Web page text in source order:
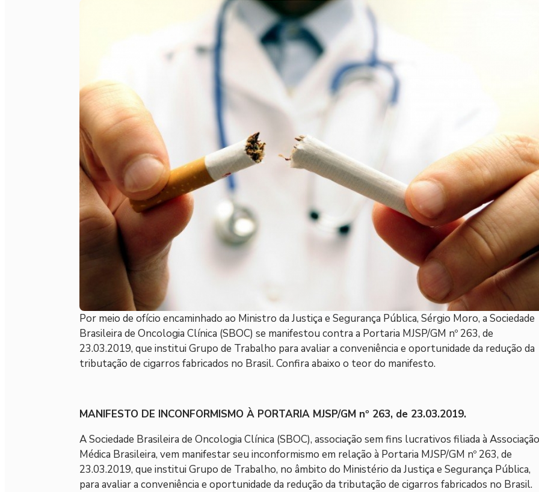
Por meio de ofício encaminhado ao Ministro da Justiça e Segurança Pública, Sérgio Moro, a Sociedade
Brasileira de Oncologia Clínica (SBOC) se manifestou contra a Portaria MJSP/GM nº 263, de
23.03.2019, que institui Grupo de Trabalho para avaliar a conveniência e oportunidade da redução da
tributação de cigarros fabricados no Brasil. Confira abaixo o teor do manifesto.
MANIFESTO DE INCONFORMISMO À PORTARIA MJSP/GM nº 263, de 23.03.2019.
A Sociedade Brasileira de Oncologia Clínica (SBOC), associação sem fins lucrativos filiada à Associação
Médica Brasileira, vem manifestar seu inconformismo em relação à Portaria MJSP/GM nº 263, de
23.03.2019, que institui Grupo de Trabalho, no âmbito do Ministério da Justiça e Segurança Pública,
para avaliar a conveniência e oportunidade da redução da tributação de cigarros fabricados no Brasil.